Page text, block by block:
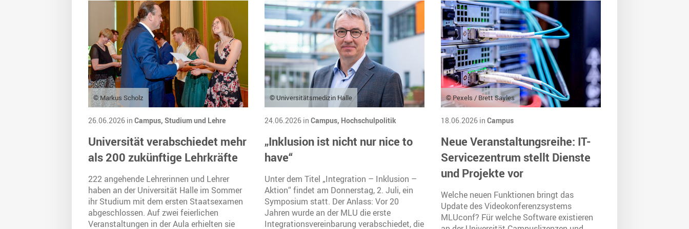
© Markus Scholz
26.06.2026 in Campus, Studium und Lehre
Universität verabschiedet mehr
als 200 zukünftige Lehrkräfte
222 angehende Lehrerinnen und Lehrer
haben an der Universität Halle im Sommer
ihr Studium mit dem ersten Staatsexamen
abgeschlossen. Auf zwei feierlichen
Veranstaltungen in der Aula erhielten sie
© Universitätsmedizin Halle
24.06.2026 in Campus, Hochschulpolitik
„Inklusion ist nicht nur nice to
have“
Unter dem Titel „Integration – Inklusion –
Aktion“ findet am Donnerstag, 2. Juli, ein
Symposium statt. Der Anlass: Vor 20
Jahren wurde an der MLU die erste
Integrationsvereinbarung verabschiedet, die
© Pexels / Brett Sayles
18.06.2026 in Campus
Neue Veranstaltungsreihe: IT-
Servicezentrum stellt Dienste
und Projekte vor
Welche neuen Funktionen bringt das
Update des Videokonferenzsystems
MLUconf? Für welche Software existieren